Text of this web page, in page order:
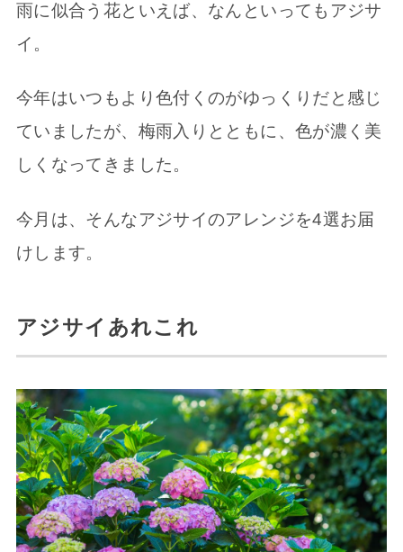
雨に似合う花といえば、なんといってもアジサ
イ。
今年はいつもより色付くのがゆっくりだと感じ
ていましたが、梅雨入りとともに、色が濃く美
しくなってきました。
今月は、そんなアジサイのアレンジを4選お届
けします。
アジサイあれこれ